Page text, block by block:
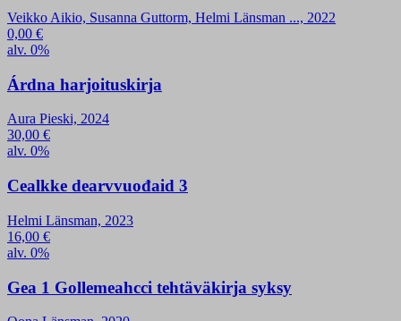
Veikko Aikio, Susanna Guttorm, Helmi Länsman ..., 2022
0,00 €
alv. 0%
Árdna harjoituskirja
Aura Pieski, 2024
30,00 €
alv. 0%
Cealkke dearvvuođaid 3
Helmi Länsman, 2023
16,00 €
alv. 0%
Gea 1 Gollemeahcci tehtäväkirja syksy